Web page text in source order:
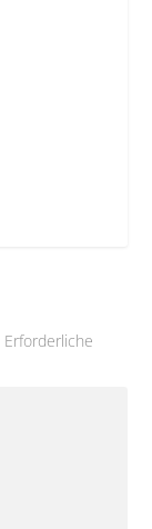
Erforderliche